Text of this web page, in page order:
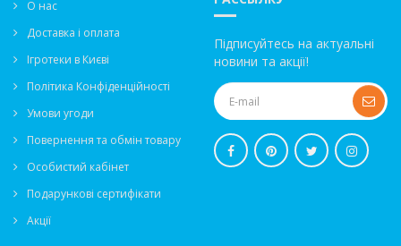
О нас
Доставка і оплата
Ігротеки в Києві
Політика Конфіденційності
Умови угоди
Повернення та обмін товару
Особистий кабінет
Подарункові сертифікати
Акції
Підписуйтесь на актуальні
новини та акції!